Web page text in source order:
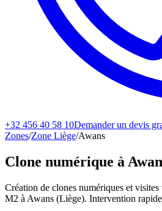
+32 456 40 58 10Demander un devis
Zones/Zone Liège/Awans
Clone numérique à
Création de clones numériques et
M2 à Awans (Liège). Intervention